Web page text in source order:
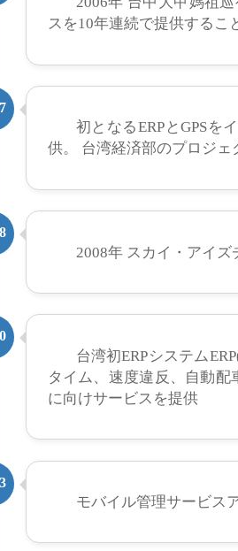
スを10年連続で提供するこ
初となるERPとGPSを
供。 台湾経済部のプロジェ
2008年 スカイ・アイ
台湾初ERPシステム
タイム、速度違反、自動
に向けサービスを提供
モバイル管理サービス